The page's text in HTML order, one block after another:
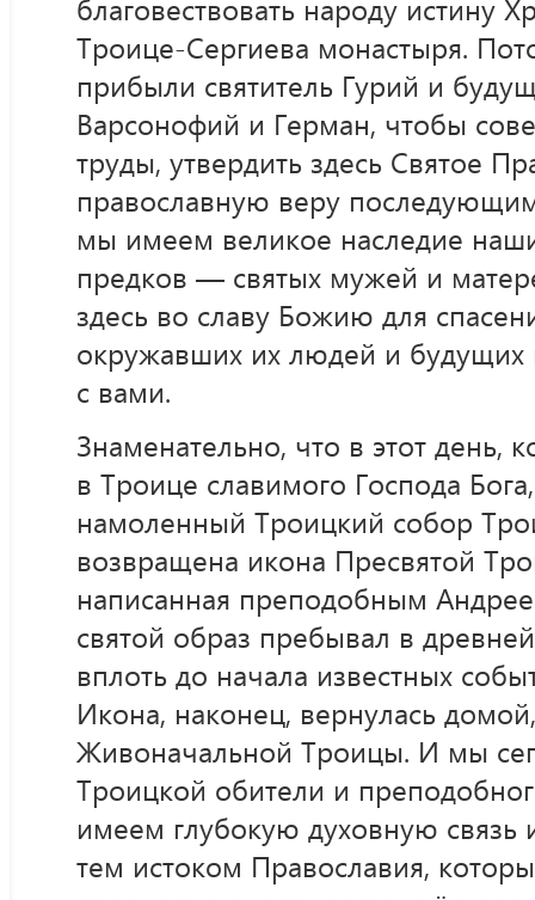
благовествовать народу истину
Троице-Сергиева монастыря.
прибыли святитель Гурий и
Варсонофий и Герман, чтобы
труды, утвердить здесь Святое
православную веру
мы имеем великое наследие
предков — святых мужей и
здесь во славу Божию для
окружавших их людей и будущих
с вами.
Знаменательно, что в этот день,
в Троице славимого Господа
намоленный Троицкий собор
возвращена икона Пресвятой
написанная преподобным
святой образ пребывал в
вплоть до начала известных
Икона, наконец, вернулась
Живоначальной Троицы. И мы
Троицкой обители и
имеем глубокую духовную связь
тем истоком Православия,